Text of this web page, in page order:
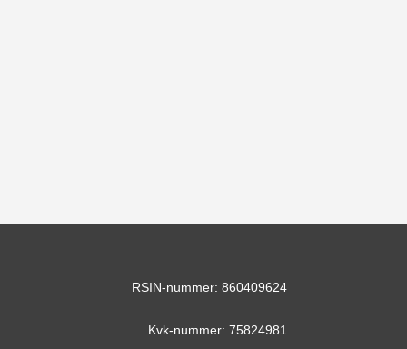
RSIN-nummer: 860409624
Kvk-nummer: 75824981